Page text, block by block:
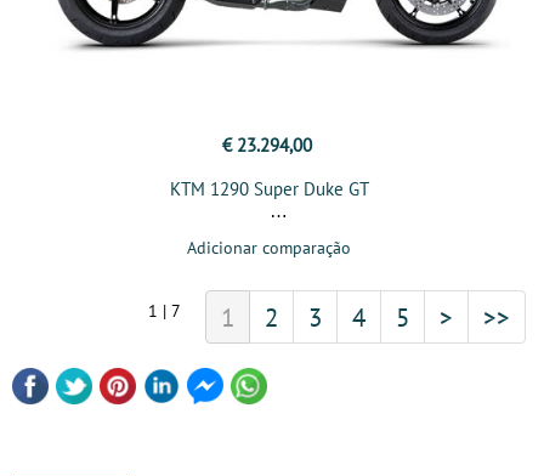
€ 23.294,00
KTM 1290 Super Duke GT
Adicionar comparação
1 | 7 1 2 3 4 5 > >>